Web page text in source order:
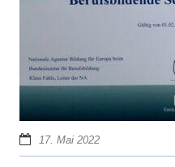
17. Mai 2022